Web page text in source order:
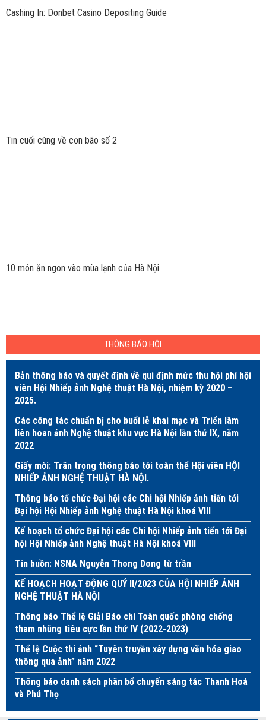
Cashing In: Donbet Casino Depositing Guide
Tin cuối cùng về cơn bão số 2
10 món ăn ngon vào mùa lạnh của Hà Nội
THÔNG BÁO HỘI
Bản thông báo và quyết định về qui định mức thu hội phí hội
viên Hội Nhiếp ảnh Nghệ thuật Hà Nội, nhiệm kỳ 2020 –
2025.
Các công tác chuẩn bị cho buổi lễ khai mạc và Triển lãm
liên hoan ảnh Nghệ thuật khu vực Hà Nội lần thứ IX, năm
2022
Giấy mời: Trân trọng thông báo tới toàn thể Hội viên HỘI
NHIẾP ẢNH NGHỆ THUẬT HÀ NỘI.
Thông báo tổ chức Đại hội các Chi hội Nhiếp ảnh tiến tới
Đại hội Hội Nhiếp ảnh Nghệ thuật Hà Nội khoá VIII
Kế hoạch tổ chức Đại hội các Chi hội Nhiếp ảnh tiến tới Đại
hội Hội Nhiếp ảnh Nghệ thuật Hà Nội khoá VIII
Tin buồn: NSNA Nguyễn Thong Dong từ trần
KẾ HOẠCH HOẠT ĐỘNG QUÝ II/2023 CỦA HỘI NHIẾP ẢNH
NGHỆ THUẬT HÀ NỘI
Thông báo Thể lệ Giải Báo chí Toàn quốc phòng chống
tham nhũng tiêu cực lần thứ IV (2022-2023)
Thể lệ Cuộc thi ảnh “Tuyên truyền xây dựng văn hóa giao
thông qua ảnh” năm 2022
Thông báo danh sách phân bổ chuyến sáng tác Thanh Hoá
và Phú Thọ